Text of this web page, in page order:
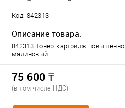
Код: 842313
Описание товара:
842313 Тонер-картридж
малиновый
75 600 ₸
(в том числе НДС)